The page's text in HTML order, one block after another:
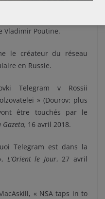
Vladimir Poutine.
le créateur du réseau
en Russie.
Telegram v Rossii
» (Dourov: plus
être touchés par le
Gazeta, 16 avril 2018.
Telegram est dans la
L’Orient le Jour, 27 avril
« NSA taps in to